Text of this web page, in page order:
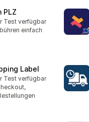
PLZ
Test verfügbar
einfach
Label
Test verfügbar